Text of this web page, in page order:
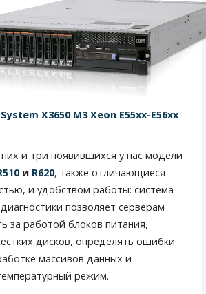
X3650 M3 Xeon E55xx-E56xx
и три появившихся у нас модели
и R620, также отличающиеся
и удобством работы: система
позволяет серверам
за работой блоков питания,
дисков, определять ошибки
массивов данных и
режим.